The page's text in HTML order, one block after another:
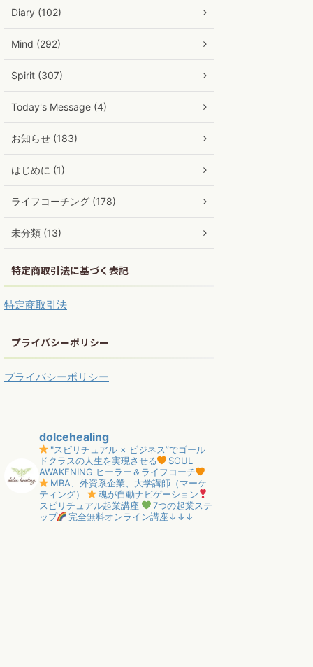
Diary (102)
Mind (292)
Spirit (307)
Today's Message (4)
お知らせ (183)
はじめに (1)
ライフコーチング (178)
未分類 (13)
特定商取引法に基づく表記
特定商取引法
プライバシーポリシー
プライバシーポリシー
dolcehealing
"スピリチュアル × ビジネス”でゴール
ドクラスの人生を実現させる
SOUL
AWAKENING ヒーラー＆ライフコーチ
MBA、外資系企業、大学講師（マーケ
ティング）
魂が自動ナビゲーション
スピリチュアル起業講座
7つの起業ステ
ップ
完全無料オンライン講座↓↓↓